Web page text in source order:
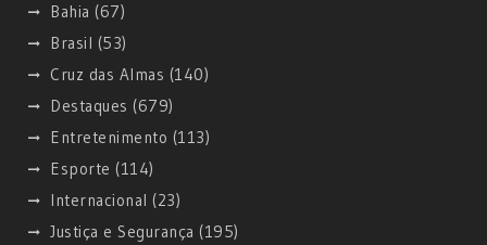
Bahia (67)
Brasil (53)
Cruz das Almas (140)
Destaques (679)
Entretenimento (113)
Esporte (114)
Internacional (23)
Justiça e Segurança (195)